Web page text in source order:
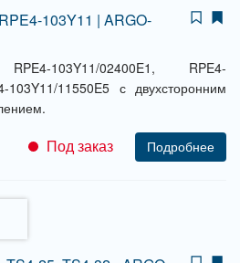
103Y11 | ARGO-
RPE4-103Y11/02400E1, RPE4-
11550E5 с двухсторонним
Под заказ Подробнее